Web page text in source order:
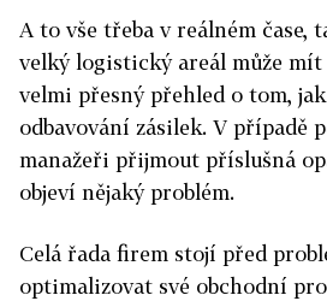
A to vše třeba v reálném čase,
velký logistický areál může mít
velmi přesný přehled o tom,
odbavování zásilek. V případě
manažeři přijmout příslušná
objeví nějaký problém.
Celá řada firem stojí před
optimalizovat své obchodní